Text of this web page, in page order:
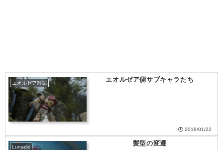
エオルゼア雑記 エオルゼア側サブキャラたち
2019/01/22
Lunacle 髪型の変遷